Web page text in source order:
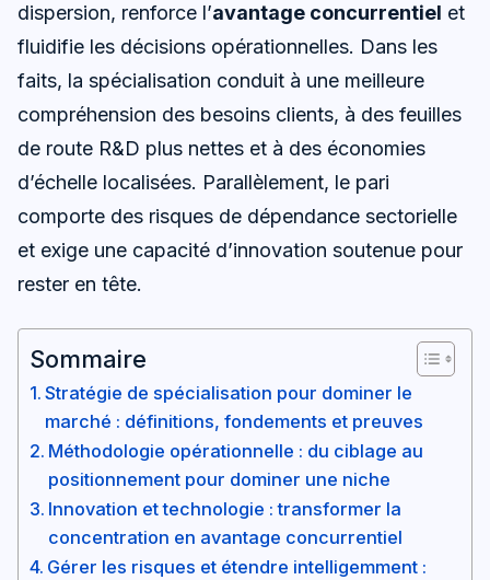
dispersion, renforce l’avantage concurrentiel et
fluidifie les décisions opérationnelles. Dans les
faits, la spécialisation conduit à une meilleure
compréhension des besoins clients, à des feuilles
de route R&D plus nettes et à des économies
d’échelle localisées. Parallèlement, le pari
comporte des risques de dépendance sectorielle
et exige une capacité d’innovation soutenue pour
rester en tête.
Sommaire
Stratégie de spécialisation pour dominer le
marché : définitions, fondements et preuves
Méthodologie opérationnelle : du ciblage au
positionnement pour dominer une niche
Innovation et technologie : transformer la
concentration en avantage concurrentiel
Gérer les risques et étendre intelligemment :